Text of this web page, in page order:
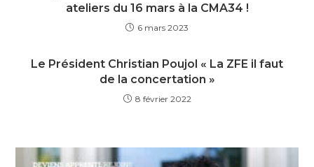
ateliers du 16 mars à la CMA34 !
6 mars 2023
Le Président Christian Poujol « La ZFE il faut
de la concertation »
8 février 2022